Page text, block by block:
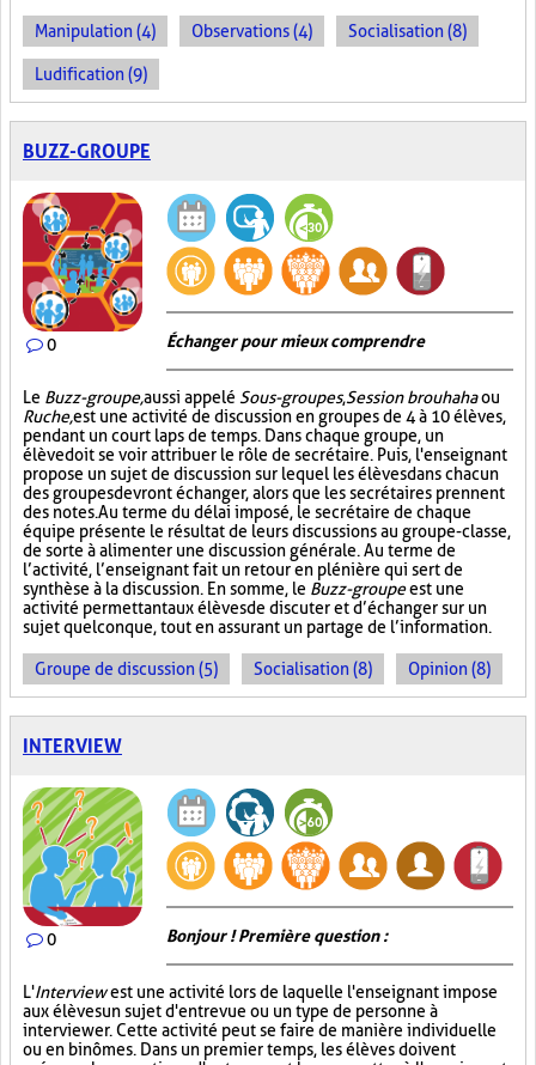
Manipulation (4) Observations (4) Socialisation (8)
Ludification (9)
BUZZ-GROUPE
0 Échanger pour mieux comprendre
Le Buzz-groupe,aussi appelé Sous-groupes,Session brouhahaou
Ruche,est une activité de discussion en groupes de 4 à 10 élèves,
pendant un court laps de temps. Dans chaque groupe, un
élève doit se voir attribuer le rôle de secrétaire. Puis, l'enseignant
propose un sujet de discussion sur lequel les élèves dans chacun
des groupes devront échanger, alors que les secrétaires prennent
des notes. Au terme du délai imposé, le secrétaire de chaque
équipe présente le résultat de leurs discussions au groupe-classe,
de sorte à alimenter une discussion générale. Au terme de
l’activité, l’enseignant fait un retour en plénière qui sert de
synthèse à la discussion. En somme, le Buzz-groupeest une
activité permettant aux élèves de discuter et d’échanger sur un
sujet quelconque, tout en assurant un partage de l’information.
Groupe de discussion (5) Socialisation (8) Opinion (8)
INTERVIEW
0 Bonjour ! Première question :
L'Interviewest une activité lors de laquelle l'enseignant impose
aux élèves un sujet d'entrevue ou un type de personne à
interviewer. Cette activité peut se faire de manière individuelle
ou en binômes. Dans un premier temps, les élèves doivent